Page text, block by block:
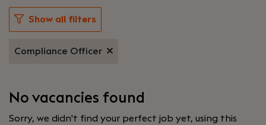
Show all filters
Compliance Officer
No vacancies found
Sorry, we didn't find your perfect job yet, using this